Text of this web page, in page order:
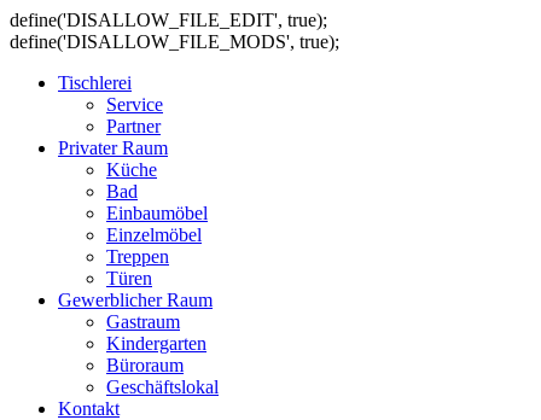
define('DISALLOW_FILE_EDIT', true);
define('DISALLOW_FILE_MODS', true);
Tischlerei
Service
Partner
Privater Raum
Küche
Bad
Einbaumöbel
Einzelmöbel
Treppen
Türen
Gewerblicher Raum
Gastraum
Kindergarten
Büroraum
Geschäftslokal
Kontakt